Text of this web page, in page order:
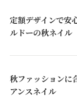
定額デザインで安
ルドーの秋ネイル
秋ファッションに
アンスネイル